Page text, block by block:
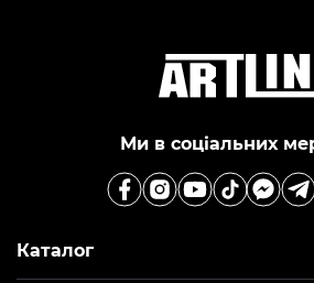
Ми в соціальних
Каталог